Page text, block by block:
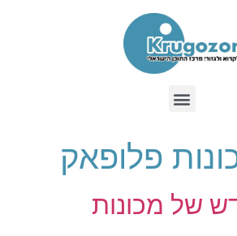
פלופאק
של מכונות